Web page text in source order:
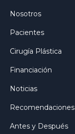
Nosotros
Pacientes
Cirugía Plástica
Financiación
Noticias
Recomendaciones
Antes y Después